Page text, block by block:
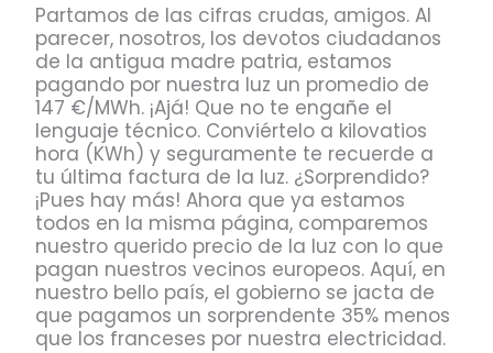
Partamos de las cifras crudas, amigos. Al
parecer, nosotros, los devotos ciudadanos
de la antigua madre patria, estamos
pagando por nuestra luz un promedio de
147 €/MWh. ¡Ajá! Que no te engañe el
lenguaje técnico. Conviértelo a kilovatios
hora (KWh) y seguramente te recuerde a
tu última factura de la luz. ¿Sorprendido?
¡Pues hay más! Ahora que ya estamos
todos en la misma página, comparemos
nuestro querido precio de la luz con lo que
pagan nuestros vecinos europeos. Aquí, en
nuestro bello país, el gobierno se jacta de
que pagamos un sorprendente 35% menos
que los franceses por nuestra electricidad.